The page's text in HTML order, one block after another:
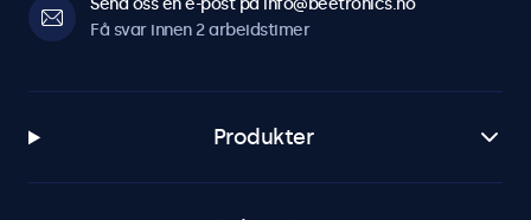
Send oss en e-post på info@beetronics.no
Få svar innen 2 arbeidstimer
Produkter